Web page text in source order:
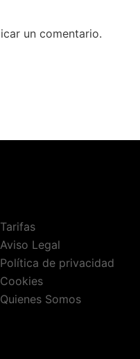
un comentario.
Tarifas
Aviso Legal
Política de privacidad
Cookies
Quienes Somos